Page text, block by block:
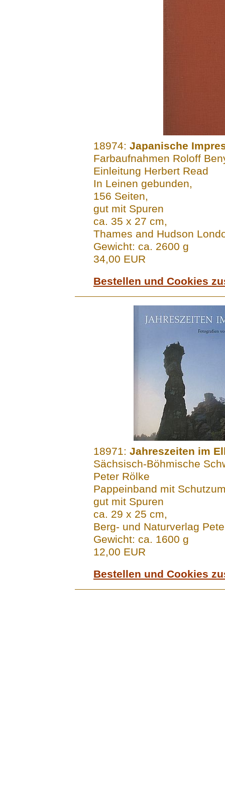
18974: Japanische
Farbaufnahmen Roloff
Einleitung Herbert Read
In Leinen gebunden,
156 Seiten,
gut mit Spuren
ca. 35 x 27 cm,
Thames and Hudson
Gewicht: ca. 2600 g
34,00 EUR
Bestellen und Cookies
18971: Jahreszeiten im
Sächsisch-Böhmische
Peter Rölke
Pappeinband mit
gut mit Spuren
ca. 29 x 25 cm,
Berg- und Naturverlag
Gewicht: ca. 1600 g
12,00 EUR
Bestellen und Cookies